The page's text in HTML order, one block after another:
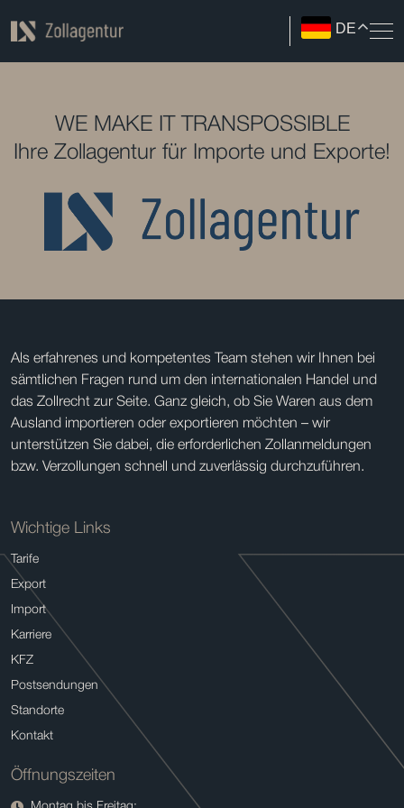
DE
WE MAKE IT TRANSPOSSIBLE
Ihre Zollagentur für Importe und Exporte!
Als erfahrenes und kompetentes Team stehen wir Ihnen bei
sämtlichen Fragen rund um den internationalen Handel und
das Zollrecht zur Seite. Ganz gleich, ob Sie Waren aus dem
Ausland importieren oder exportieren möchten – wir
unterstützen Sie dabei, die erforderlichen Zollanmeldungen
bzw. Verzollungen schnell und zuverlässig durchzuführen.
Wichtige Links
Tarife
Export
Import
Karriere
KFZ
Postsendungen
Standorte
Kontakt
Öffnungszeiten